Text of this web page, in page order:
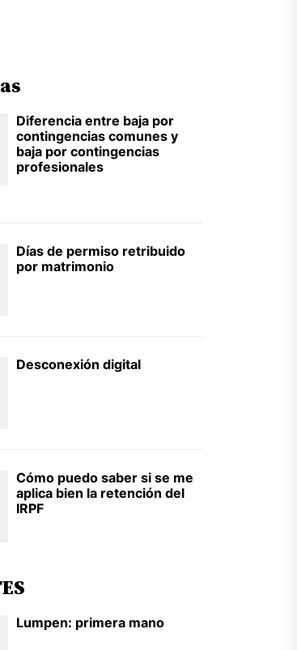
Diferencia entre baja por
contingencias comunes y
baja por contingencias
profesionales
Días de permiso retribuido
por matrimonio
Desconexión digital
Cómo puedo saber si se me
aplica bien la retención del
IRPF
Lumpen: primera mano